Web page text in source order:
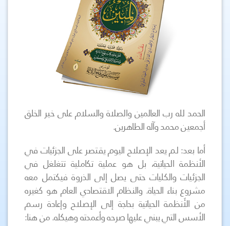
الحمد لله رب العالمين والصلاة والسلام على خير الخلق
أجمعين محمد وآله الطاهرين.
أما بعد: لم يعد الإصلاح اليوم يقتصر على الجزئيات في
الأنظمة الحياتية، بل هو عملية تكاملية تتغلغل في
الجزئيات والكليات حتى يصل إلى الذروة فيكتمل معه
مشروع بناء الحياة. والنظام الاقتصادي العام هو كغيره
من الأَنظمة الحياتية بحاجة إلى الإصلاح وإعادة رسم
الأسس التي يبني عليها صرحه وأعمدته وهيكله. من هنا: